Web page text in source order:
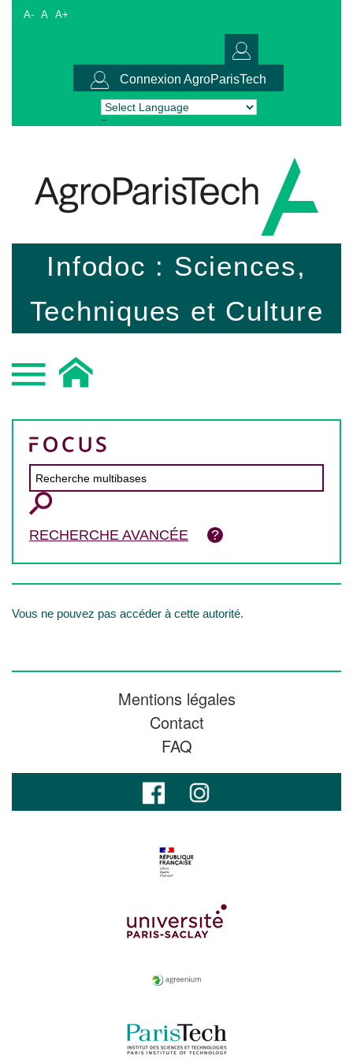
A- A A+
Connexion AgroParisTech
Powered by Translate
Infodoc : Sciences,
Techniques et Culture
RECHERCHE AVANCÉE
Vous ne pouvez pas accéder à cette autorité.
Mentions légales
Contact
FAQ